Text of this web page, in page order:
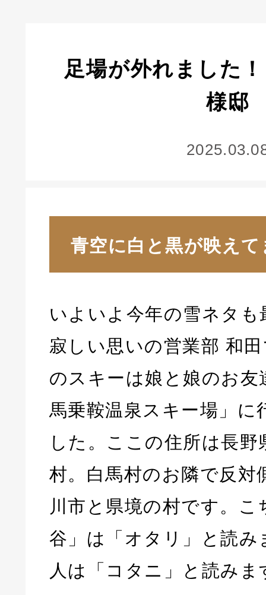
足場が外れました
様邸
青空に白と黒が映えて
いよいよ今年の雪ネタ
寂しい思いの営業部 和
のスキーは娘と娘のお友
馬乗鞍温泉スキー場」に
した。ここの住所は長野
村。白馬村のお隣で反対
川市と県境の村です。こ
谷」は「オタリ」と読み
人は「コタニ」と読み